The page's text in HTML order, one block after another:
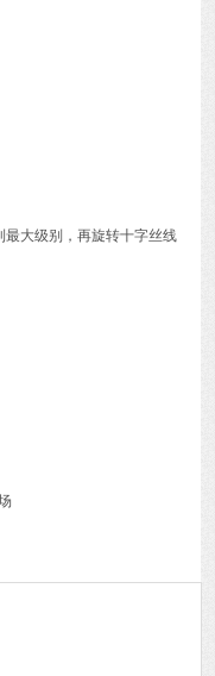
最大级别，再旋转十字丝线